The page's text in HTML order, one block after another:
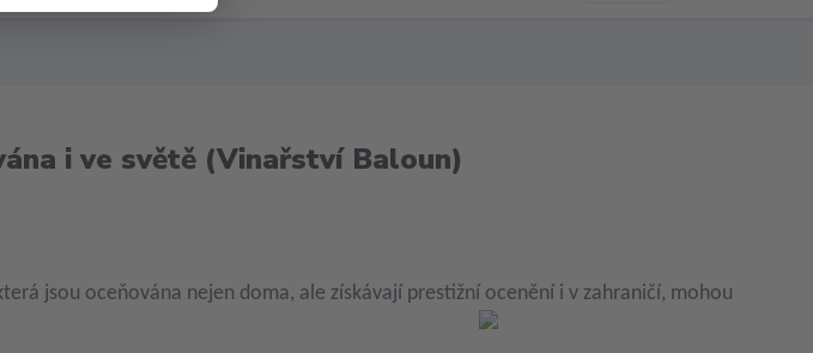
i ve světě (Vinařství Baloun)
jsou oceňována nejen doma, ale získávají prestižní ocenění i v zahraničí, mohou